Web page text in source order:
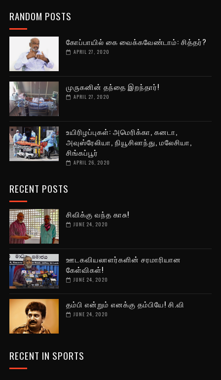
RANDOM POSTS
கோப்பாயில் கை வைக்கவேண்டாம்: சித்தர்?
APRIL 27, 2020
முருகனின் தந்தை இறந்தார்!
APRIL 27, 2020
உயிரிழப்புகள்: அமெரிக்கா, கனடா,
அவுஸ்ரேலியா, நியூசிலாந்து, மலேசியா,
சிங்கப்பூர்
APRIL 26, 2020
RECENT POSTS
சிவிக்கு வந்த காசு!
JUNE 24, 2020
ஊடகவியலாளர்களின் சரமாரியான
கேள்விகள்!
JUNE 24, 2020
தம்பி என்றும் எனக்கு தம்பியே! சி.வி
JUNE 24, 2020
RECENT IN SPORTS